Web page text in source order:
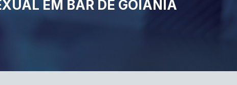
EM BAR DE GOIÂNIA